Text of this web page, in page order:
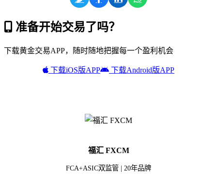
准备开始交易了吗？
下载黄金交易APP，随时随地把握每一个盈利机会
下载iOS版APP 下载Android版APP
福汇 FXCM
FCA+ASIC双监管 | 20年品牌